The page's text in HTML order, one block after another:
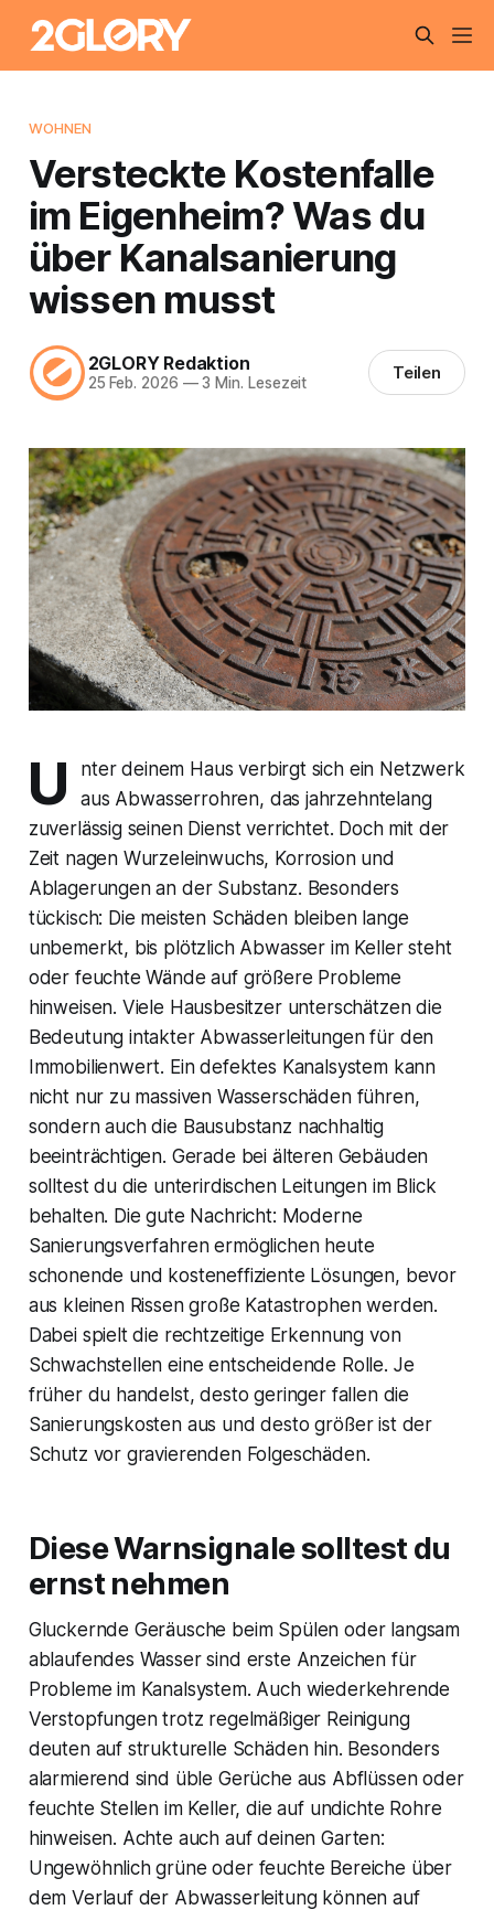
WOHNEN
Versteckte Kostenfalle
im Eigenheim? Was du
über Kanalsanierung
wissen musst
2GLORY Redaktion
25 Feb. 2026 —3 Min. Lesezeit Teilen
U
nter deinem Haus verbirgt sich ein Netzwerk
aus Abwasserrohren, das jahrzehntelang
zuverlässig seinen Dienst verrichtet. Doch mit der
Zeit nagen Wurzeleinwuchs, Korrosion und
Ablagerungen an der Substanz. Besonders
tückisch: Die meisten Schäden bleiben lange
unbemerkt, bis plötzlich Abwasser im Keller steht
oder feuchte Wände auf größere Probleme
hinweisen. Viele Hausbesitzer unterschätzen die
Bedeutung intakter Abwasserleitungen für den
Immobilienwert. Ein defektes Kanalsystem kann
nicht nur zu massiven Wasserschäden führen,
sondern auch die Bausubstanz nachhaltig
beeinträchtigen. Gerade bei älteren Gebäuden
solltest du die unterirdischen Leitungen im Blick
behalten. Die gute Nachricht: Moderne
Sanierungsverfahren ermöglichen heute
schonende und kosteneffiziente Lösungen, bevor
aus kleinen Rissen große Katastrophen werden.
Dabei spielt die rechtzeitige Erkennung von
Schwachstellen eine entscheidende Rolle. Je
früher du handelst, desto geringer fallen die
Sanierungskosten aus und desto größer ist der
Schutz vor gravierenden Folgeschäden.
Diese Warnsignale solltest du
ernst nehmen
Gluckernde Geräusche beim Spülen oder langsam
ablaufendes Wasser sind erste Anzeichen für
Probleme im Kanalsystem. Auch wiederkehrende
Verstopfungen trotz regelmäßiger Reinigung
deuten auf strukturelle Schäden hin. Besonders
alarmierend sind üble Gerüche aus Abflüssen oder
feuchte Stellen im Keller, die auf undichte Rohre
hinweisen. Achte auch auf deinen Garten:
Ungewöhnlich grüne oder feuchte Bereiche über
dem Verlauf der Abwasserleitung können auf